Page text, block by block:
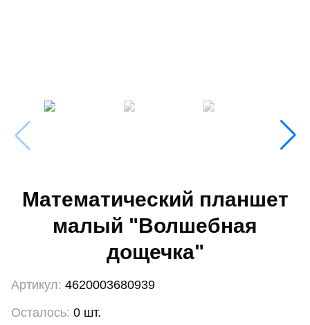
Математический планшет
малый "Волшебная
дощечка"
Артикул: 4620003680939
Осталось: 0 шт.